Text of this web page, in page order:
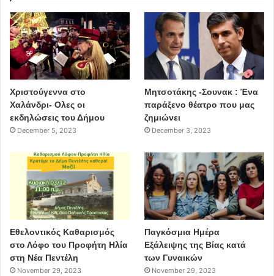
Χριστούγεννα στο
Χαλάνδρι- Ολες οι
εκδηλώσεις του Δήμου
December 5, 2023
Μητσοτάκης -Σουνακ : Ένα
παράξενο θέατρο που μας
ζημιώνει
December 3, 2023
Εθελοντικός Καθαρισμός
στο Λόφο του Προφήτη Ηλία
στη Νέα Πεντέλη
November 29, 2023
Παγκόσμια Ημέρα
Εξάλειψης της Βίας κατά
των Γυναικών
November 29, 2023